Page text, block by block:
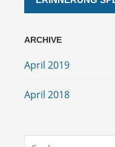
ARCHIVE
April 2019
April 2018